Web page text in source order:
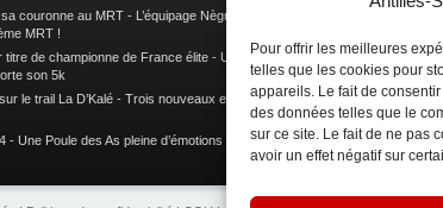
Pour offrir les meilleures
telles que les cookies pour
appareils. Le fait de
des données telles que le
sur ce site. Le fait de ne pas
avoir un effet négatif sur
couronne au MRT - L’équipage Nègre – Gérard remporte le 9e rallye du
MRT !
de championne de France élite - Un semi marathon sous le signe de la
son 5k
le trail La D’Kalé - Trois nouveaux et un habitué au palmarès du Trail
- Une Poule des As pleine d’émotions ! Images de la Woulib 113 X-Trem